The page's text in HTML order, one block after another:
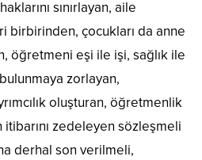
sınırlayan, aile
birbirinden, çocukları da anne
öğretmeni eşi ile işi, sağlık ile
zorlayan,
oluşturan, öğretmenlik
zedeleyen sözleşmeli
derhal son verilmeli,